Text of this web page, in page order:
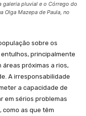
galeria pluvial e o Córrego do
Olga Mazepa de Paula, no
sobre os
principalmente
próximas a rios,
A irresponsabilidade
a capacidade de
em sérios problemas
as que têm